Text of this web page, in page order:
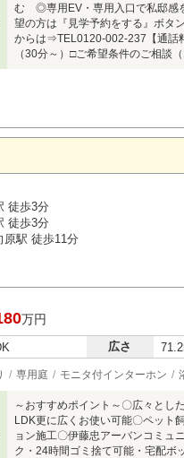
む ◎専用EV・専用入口で私邸感
望の方は『見学予約をする』ボ
からは⇒TEL0120-002-237【通話
（30分～）□ご希望条件のご相談（
徒歩3分
徒歩3分
原駅 徒歩11分
万円
広さ
専用庭 モニタ付インターホン
～おすすめポイント～〇広々とし
LDK更に広くお使い可能〇ペット
ョン施工〇伊藤忠アーバンコミュ
ク・24時間ゴミ捨て可能・宅配